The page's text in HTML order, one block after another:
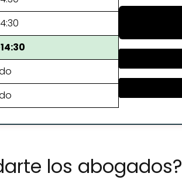
los abogados?